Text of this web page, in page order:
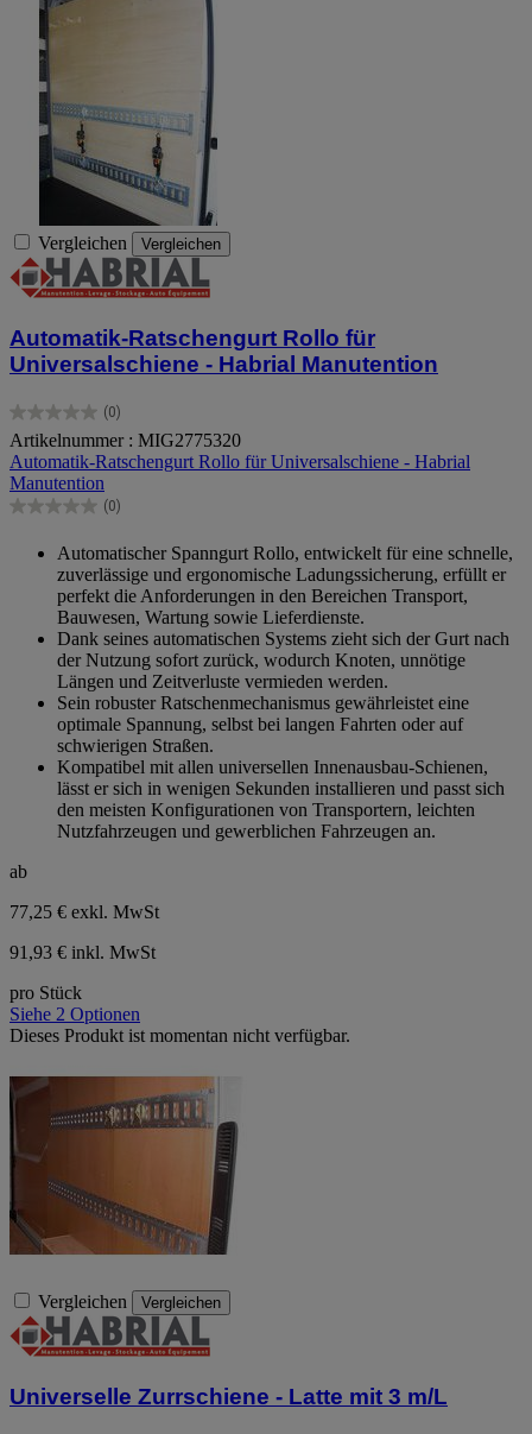
Vergleichen Vergleichen
Automatik-Ratschengurt Rollo für
Universalschiene - Habrial Manutention
(0)
0.0
von
5
Sternen.
Artikelnummer : MIG2775320
Automatik-Ratschengurt Rollo für Universalschiene - Habrial
Manutention
(0)
0.0
Sternen.
Automatischer Spanngurt Rollo, entwickelt für eine schnelle,
zuverlässige und ergonomische Ladungssicherung, erfüllt er
perfekt die Anforderungen in den Bereichen Transport,
Bauwesen, Wartung sowie Lieferdienste.
Dank seines automatischen Systems zieht sich der Gurt nach
der Nutzung sofort zurück, wodurch Knoten, unnötige
Längen und Zeitverluste vermieden werden.
Sein robuster Ratschenmechanismus gewährleistet eine
optimale Spannung, selbst bei langen Fahrten oder auf
schwierigen Straßen.
Kompatibel mit allen universellen Innenausbau-Schienen,
lässt er sich in wenigen Sekunden installieren und passt sich
den meisten Konfigurationen von Transportern, leichten
Nutzfahrzeugen und gewerblichen Fahrzeugen an.
ab
77,25 € exkl. MwSt
91,93 € inkl. MwSt
pro Stück
Siehe 2 Optionen
Dieses Produkt ist momentan nicht verfügbar.
Vergleichen Vergleichen
Universelle Zurrschiene - Latte mit 3 m/L